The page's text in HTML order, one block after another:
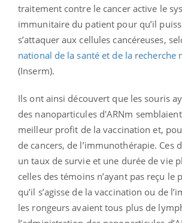
traitement contre le cancer active le
immunitaire du patient pour qu’il
s’attaquer aux cellules cancéreuses,
national de la santé et de la recherche
(Inserm).
Ils ont ainsi découvert que les souris
des nanoparticules d'ARNm
meilleur profit de la vaccination et,
de cancers, de l’immunothérapie. Ces
un taux de survie et une durée de vie
celles des témoins n’ayant pas reçu le
qu’il s’agisse de la vaccination ou de
les rongeurs avaient tous plus de